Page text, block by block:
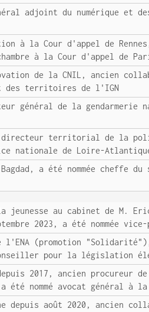
adjoint du numérique et
à la Cour d'appel de
à la Cour d'appel de
de la CNIL, ancien
et des territoires de l'IGN
général de la gendarmerie
directeur territorial de la
nationale de Loire-
a été nommée cheffe du
au cabinet de M. Eric
2023, a été nommée
l'ENA (promotion
pour la législation
2017, ancien procureur
nommé avocat général à la
depuis août 2020, ancien